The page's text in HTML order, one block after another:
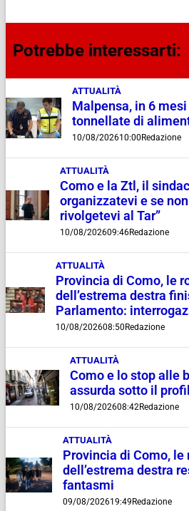
Potrebbe interessarti:
ATTUALITÀ
Malpensa, in 6
tonnellate di
10/08/202610:00 Redazione
ATTUALITÀ
Como e la Ztl, il
organizzatevi e se
rivolgetevi al Tar”
10/08/202609:46Redazione
ATTUALITÀ
Provincia di Como, le
dell’estrema destra
Parlamento:
10/08/202608:50 Redazione
ATTUALITÀ
Como e lo stop alle
assurda sotto il
10/08/202608:42Redazione
ATTUALITÀ
Provincia di Como, le
dell’estrema destra
fantasmi
09/08/202619:49 Redazione